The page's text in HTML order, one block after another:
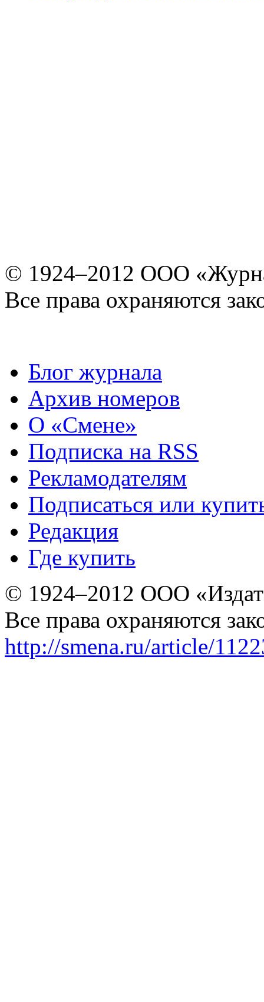
© 1924–2012 ООО
Все права охраняются
Блог журнала
Архив номеров
О «Смене»
Подписка на RSS
Рекламодателям
Подписаться или
Редакция
Где купить
© 1924–2012 ООО
Все права охраняются
http://smena.ru/article/